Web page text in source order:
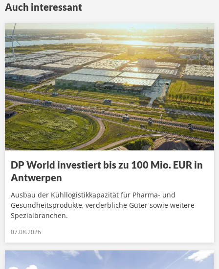
Auch interessant
DP World investiert bis zu 100 Mio. EUR in
Antwerpen
Ausbau der Kühllogistikkapazität für Pharma- und
Gesundheitsprodukte, verderbliche Güter sowie weitere
Spezialbranchen.
07.08.2026